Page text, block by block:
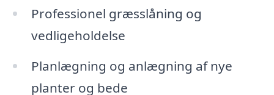
Professionel græsslåning og
vedligeholdelse
Planlægning og anlægning af nye
planter og bede